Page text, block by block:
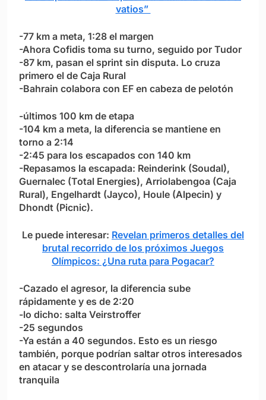
vatios”
-77 km a meta, 1:28 el margen
-Ahora Cofidis toma su turno, seguido por Tudor
-87 km, pasan el sprint sin disputa. Lo cruza
primero el de Caja Rural
-Bahrain colabora con EF en cabeza de pelotón
-últimos 100 km de etapa
-104 km a meta, la diferencia se mantiene en
torno a 2:14
-2:45 para los escapados con 140 km
-Repasamos la escapada: Reinderink (Soudal),
Guernalec (Total Energies), Arriolabengoa (Caja
Rural), Engelhardt (Jayco), Houle (Alpecin) y
Dhondt (Picnic).
Le puede interesar: Revelan primeros detalles del
brutal recorrido de los próximos Juegos
Olímpicos: ¿Una ruta para Pogacar?
-Cazado el agresor, la diferencia sube
rápidamente y es de 2:20
-lo dicho: salta Veirstroffer
-25 segundos
-Ya están a 40 segundos. Esto es un riesgo
también, porque podrían saltar otros interesados
en atacar y se descontrolaría una jornada
tranquila